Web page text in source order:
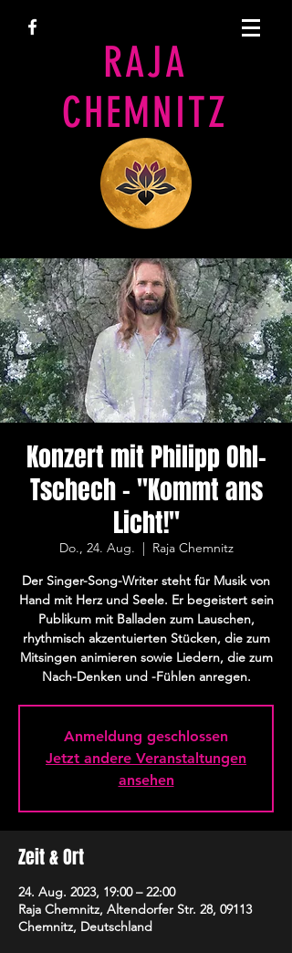
RAJA
CHEMNITZ
Konzert mit Philipp Ohl-
Tschech - "Kommt ans
Licht!"
Do., 24. Aug.
  |
Raja Chemnitz
Der Singer-Song-Writer steht für Musik von
Hand mit Herz und Seele. Er begeistert sein
Publikum mit Balladen zum Lauschen,
rhythmisch akzentuierten Stücken, die zum
Mitsingen animieren sowie Liedern, die zum
Nach-Denken und -Fühlen anregen.
Anmeldung geschlossen
Jetzt andere Veranstaltungen
ansehen
Zeit & Ort
24. Aug. 2023, 19:00 – 22:00
Raja Chemnitz, Altendorfer Str. 28, 09113
Chemnitz, Deutschland